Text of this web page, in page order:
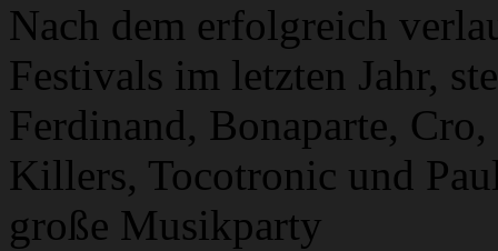
Nach dem erfolgreich
Festivals im letzten Jahr,
Ferdinand, Bonaparte,
Killers, Tocotronic und
große Musikparty